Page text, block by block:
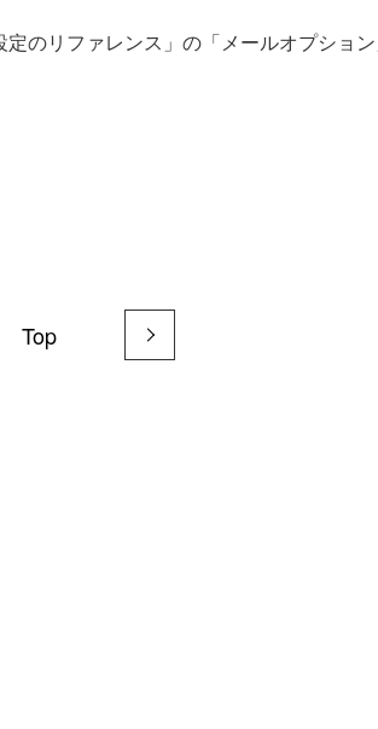
のリファレンス」の「メールオプション
Top